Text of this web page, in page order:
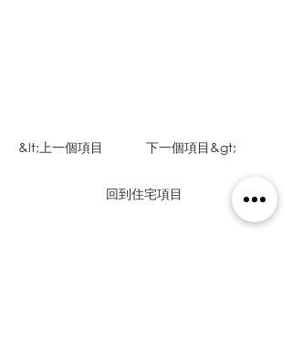
&lt;上一個項目 下一個項目&gt;
回到住宅項目